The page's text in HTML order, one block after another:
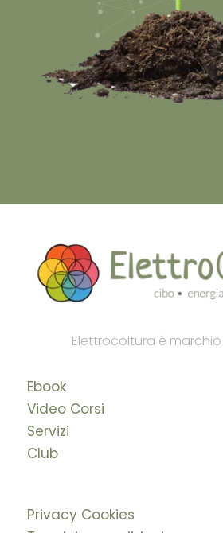
Elettrocoltura è
Ebook
Video Corsi
Servizi
Club
Privacy Cookies